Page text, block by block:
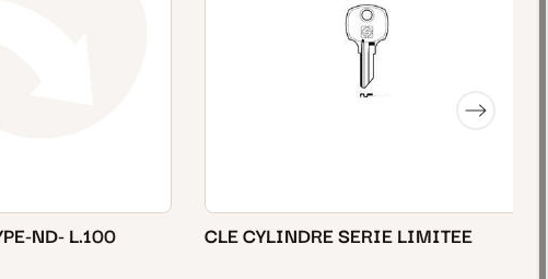
ND- L.100 CLE CYLINDRE SERIE LIMITEE